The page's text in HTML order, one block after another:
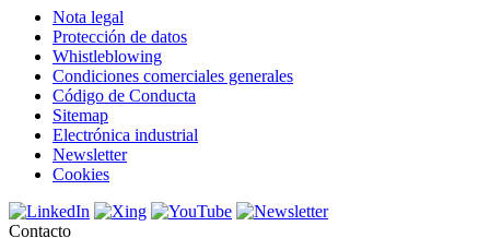
Nota legal
Protección de datos
Whistleblowing
Condiciones comerciales generales
Código de Conducta
Sitemap
Electrónica industrial
Newsletter
Cookies
Contacto